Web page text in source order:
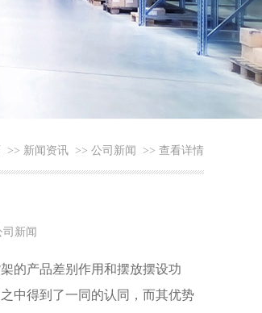
>> 新闻资讯 >> 公司新闻 >> 查看详情
司新闻
的产品差别作用和摆放摆设功
中得到了一同的认同，而其优势